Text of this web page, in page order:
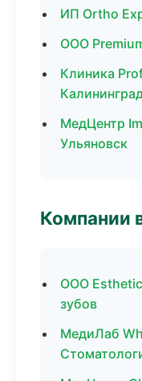
ИП Ortho
ООО
Клиника
МедЦентр
Ульяновск
Компании
ООО
зубов
МедиЛаб